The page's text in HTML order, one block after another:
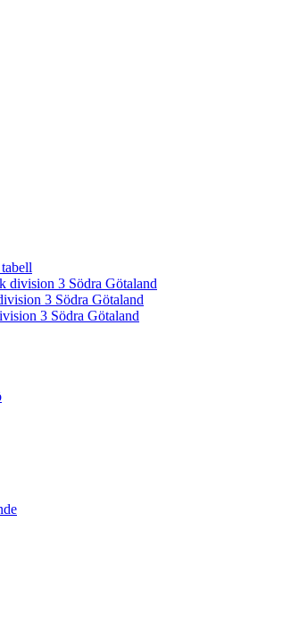
division 3 Södra Götaland
3 Södra Götaland
3 Södra Götaland